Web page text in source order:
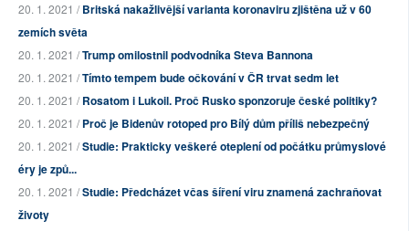
20. 1. 2021 /Britská nakažlivější varianta koronaviru zjištěna už v 60
zemích světa
20. 1. 2021 /Trump omilostnil podvodníka Steva Bannona
20. 1. 2021 /Tímto tempem bude očkování v ČR trvat sedm let
20. 1. 2021 /Rosatom i Lukoil. Proč Rusko sponzoruje české politiky?
20. 1. 2021 /Proč je Bidenův rotoped pro Bílý dům příliš nebezpečný
20. 1. 2021 /Studie: Prakticky veškeré oteplení od počátku průmyslové
éry je způ...
20. 1. 2021 /Studie: Předcházet včas šíření viru znamená zachraňovat
životy